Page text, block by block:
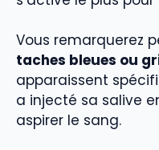
Vous remarquerez
taches bleues ou
apparaissent
a injecté sa salive
aspirer le sang.